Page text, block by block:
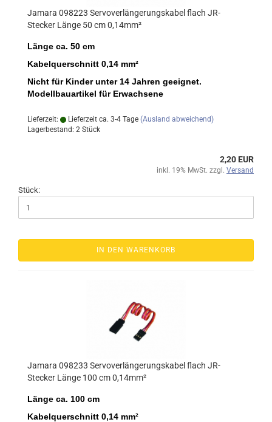
Jamara 098223 Servoverlängerungskabel flach JR-
Stecker Länge 50 cm 0,14mm²
Länge ca. 50 cm
Kabelquerschnitt 0,14 mm²
Nicht für Kinder unter 14 Jahren geeignet.
Modellbauartikel für Erwachsene
Lieferzeit: Lieferzeit ca. 3-4 Tage (Ausland abweichend)
Lagerbestand: 2 Stück
2,20 EUR
inkl. 19% MwSt. zzgl. Versand
Stück:
IN DEN WARENKORB
Jamara 098233 Servoverlängerungskabel flach JR-
Stecker Länge 100 cm 0,14mm²
Länge ca. 100 cm
Kabelquerschnitt 0,14 mm²